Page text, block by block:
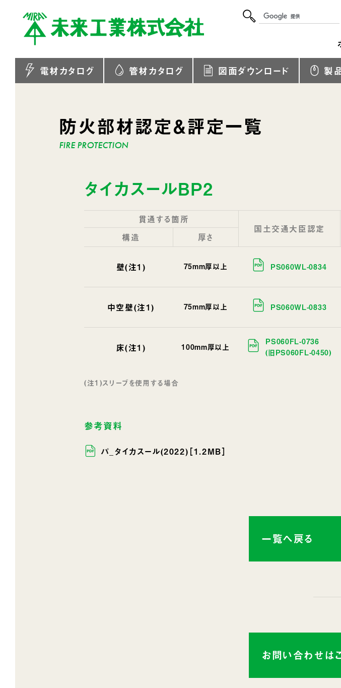
電材カタログ 管材カタログ 図面ダウンロード 製
防火部材認定＆評定一覧
タイカスールBP2
貫通する箇所
国土交通大臣認定
構造
厚さ
壁(注1) 75mm厚以上 PS060WL-0834
中空壁(注1) 75mm厚以上 PS060WL-0833
床(注1) 100mm厚以上
PS060FL-0736
(旧PS060FL-0450)
(注1)スリーブを使用する場合
参考資料
パ_タイカスール(2022)［1.2MB］
一覧へ戻る
お問い合わせは